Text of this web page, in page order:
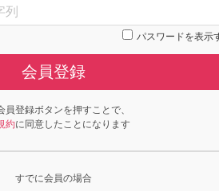
パスワードを表示
会員登録
員登録ボタンを押すことで、
約に同意したことになります
すでに会員の場合